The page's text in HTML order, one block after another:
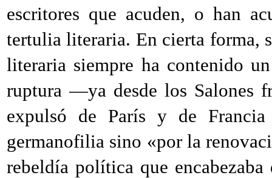
escritores que acuden, o han
tertulia literaria. En cierta forma,
literaria siempre ha contenido
ruptura —ya desde los Salones
expulsó de París y de
germanofilia sino «por la
rebeldía política que